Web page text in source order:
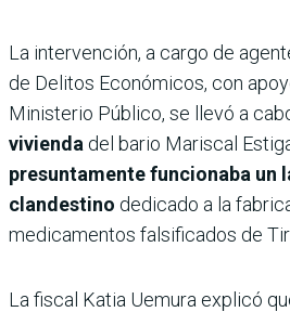
La intervención, a cargo de
de Delitos Económicos, con
Ministerio Público, se llevó a
vivienda del bario Mariscal
presuntamente funcionaba un
clandestino dedicado a la
medicamentos falsificados de
La fiscal Katia Uemura explicó